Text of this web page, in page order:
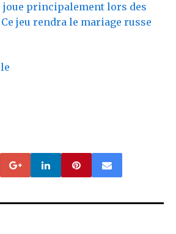
joue principalement lors des
jeu rendra le mariage russe